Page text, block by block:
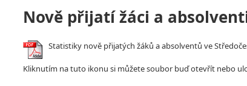
Nově přijatí žáci a
Statistiky nově přijatých žáků a absolventů ve
Kliknutím na tuto ikonu si můžete soubor buď otevřít nebo